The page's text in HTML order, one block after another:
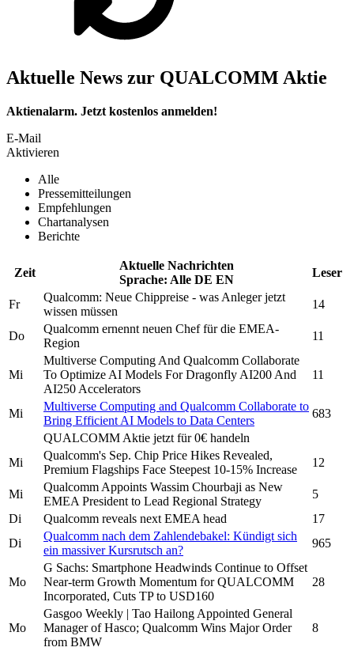
Aktuelle News zur QUALCOMM Aktie
Aktienalarm. Jetzt kostenlos anmelden!
E-Mail
Aktivieren
Alle
Pressemitteilungen
Empfehlungen
Chartanalysen
Berichte
Zeit
Aktuelle Nachrichten
Sprache: Alle DE EN
Leser
Fr
Qualcomm: Neue Chippreise - was Anleger jetzt
wissen müssen
14
Do
Qualcomm ernennt neuen Chef für die EMEA-
Region
11
Mi
Multiverse Computing And Qualcomm Collaborate
To Optimize AI Models For Dragonfly AI200 And
AI250 Accelerators
11
Mi
Multiverse Computing and Qualcomm Collaborate to
Bring Efficient AI Models to Data Centers
683
QUALCOMM Aktie jetzt für 0€ handeln
Mi
Qualcomm's Sep. Chip Price Hikes Revealed,
Premium Flagships Face Steepest 10-15% Increase
12
Mi
Qualcomm Appoints Wassim Chourbaji as New
EMEA President to Lead Regional Strategy
5
Di
Qualcomm reveals next EMEA head
17
Di
Qualcomm nach dem Zahlendebakel: Kündigt sich
ein massiver Kursrutsch an?
965
Mo
G Sachs: Smartphone Headwinds Continue to Offset
Near-term Growth Momentum forQUALCOMM
Incorporated, Cuts TP to USD160
28
Mo
Gasgoo Weekly | Tao Hailong Appointed General
Manager of Hasco; Qualcomm Wins Major Order
from BMW
8